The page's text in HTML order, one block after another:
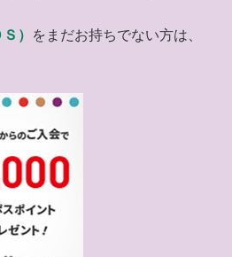
） をまだお持ちでない方は、